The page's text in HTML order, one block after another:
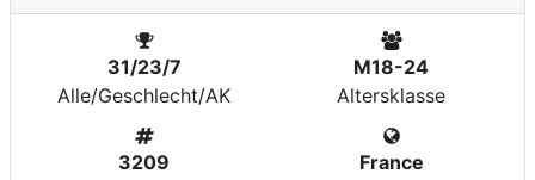
31/23/7
Alle/Geschlecht/AK
M18-24
Altersklasse
3209
France